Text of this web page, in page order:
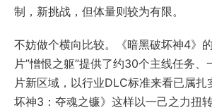
制，新挑战，但体量则较为有限。
不妨做个横向比较。《暗黑破坏神4》
片”憎恨之躯”提供了约30个主线任务、
片新区域，以行业DLC标准来看已属扎
坏神3：夺魂之镰》这样以一己之力扭